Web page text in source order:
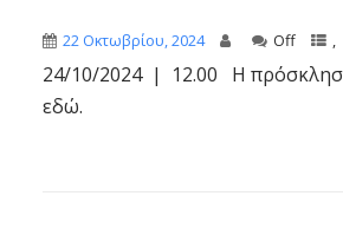
22 Οκτωβρίου, 2024 Off ,
24/10/2024 | 12.00 Η
εδώ.